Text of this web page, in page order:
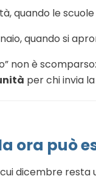
quando le
quando si
non è
per chi invia
ora può
dicembre resta